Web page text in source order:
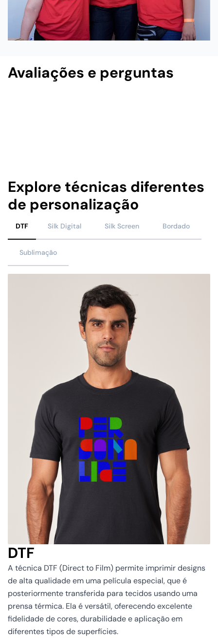
Avaliações e perguntas
Explore técnicas diferentes
de personalização
DTF Silk Digital Silk Screen Bordado
Sublimação
DTF
A técnica DTF (Direct to Film) permite imprimir designs
de alta qualidade em uma película especial, que é
posteriormente transferida para tecidos usando uma
prensa térmica. Ela é versátil, oferecendo excelente
fidelidade de cores, durabilidade e aplicação em
diferentes tipos de superfícies.